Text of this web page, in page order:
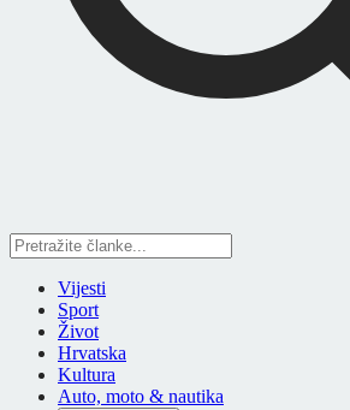
Vijesti
Sport
Život
Hrvatska
Kultura
Auto, moto & nautika